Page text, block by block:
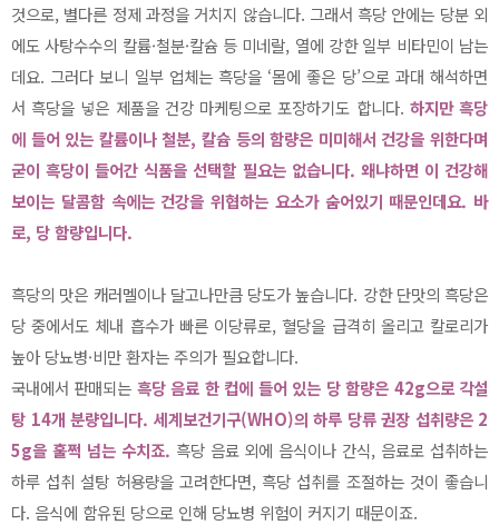
것으로, 별다른 정제 과정을 거치지 않습니다. 그래서 흑당 안에는 당분 외
에도 사탕수수의 칼륨·철분·칼슘 등 미네랄, 열에 강한 일부 비타민이 남는
데요. 그러다 보니 일부 업체는 흑당을 ‘몸에 좋은 당’으로 과대 해석하면
서 흑당을 넣은 제품을 건강 마케팅으로 포장하기도 합니다. 하지만 흑당
에 들어 있는 칼륨이나 철분, 칼슘 등의 함량은 미미해서 건강을 위한다며
굳이 흑당이 들어간 식품을 선택할 필요는 없습니다. 왜냐하면 이 건강해
보이는 달콤함 속에는 건강을 위협하는 요소가 숨어있기 때문인데요. 바
로, 당 함량입니다.
흑당의 맛은 캐러멜이나 달고나만큼 당도가 높습니다. 강한 단맛의 흑당은
당 중에서도 체내 흡수가 빠른 이당류로, 혈당을 급격히 올리고 칼로리가
높아 당뇨병·비만 환자는 주의가 필요합니다.
국내에서 판매되는 흑당 음료 한 컵에 들어 있는 당 함량은 42g으로 각설
탕 14개 분량입니다. 세계보건기구(WHO)의 하루 당류 권장 섭취량은 2
5g을 훌쩍 넘는 수치죠. 흑당 음료 외에 음식이나 간식, 음료로 섭취하는
하루 섭취 설탕 허용량을 고려한다면, 흑당 섭취를 조절하는 것이 좋습니
다. 음식에 함유된 당으로 인해 당뇨병 위험이 커지기 때문이죠.